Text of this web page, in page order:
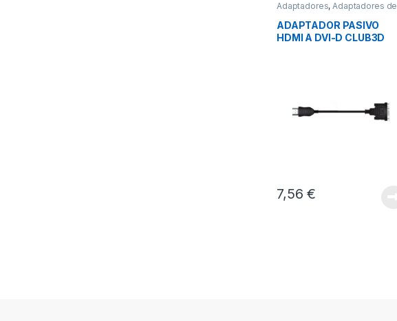
Adaptadores,Adaptadores de
Video
Conectividad
ADAPTADOR PASIVO
HDMI A DVI-D CLUB3D
7,56€